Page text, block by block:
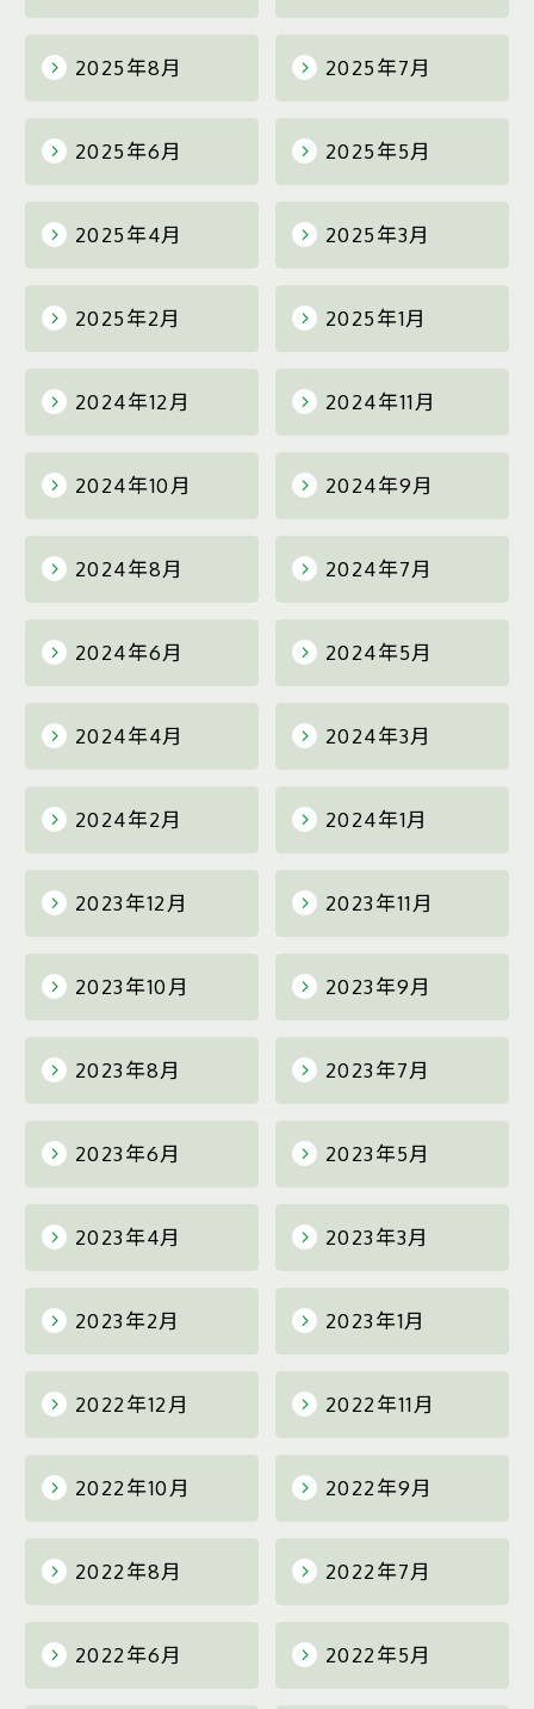
2025年8月 2025年7月
2025年6月 2025年5月
2025年4月 2025年3月
2025年2月 2025年1月
2024年12月 2024年11月
2024年10月 2024年9月
2024年8月 2024年7月
2024年6月 2024年5月
2024年4月 2024年3月
2024年2月 2024年1月
2023年12月 2023年11月
2023年10月 2023年9月
2023年8月 2023年7月
2023年6月 2023年5月
2023年4月 2023年3月
2023年2月 2023年1月
2022年12月 2022年11月
2022年10月 2022年9月
2022年8月 2022年7月
2022年6月 2022年5月